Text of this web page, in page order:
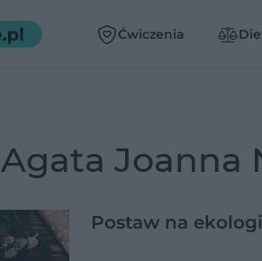
Ćwiczenia
Agata Joanna
Postaw na